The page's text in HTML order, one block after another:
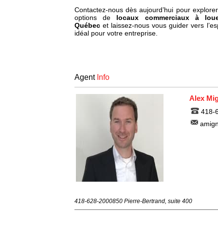
Contactez-nous dès aujourd’hui pour
options de locaux commerciaux à
Québecet laissez-nous vous guider vers
idéal pour votre entreprise.
AgentInfo
Alex
418-
418-628-2000850 Pierre-Bertrand, suite 400